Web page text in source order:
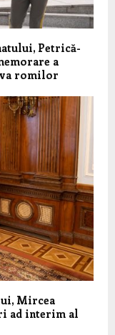
Petrică-
a
romilor
Mircea
ad interim al